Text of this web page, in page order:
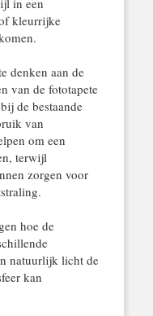
kleurrijke
denken aan de
van de fototapete
de bestaande
van
om een
terwijl
zorgen voor
hoe de
natuurlijk licht de
kan